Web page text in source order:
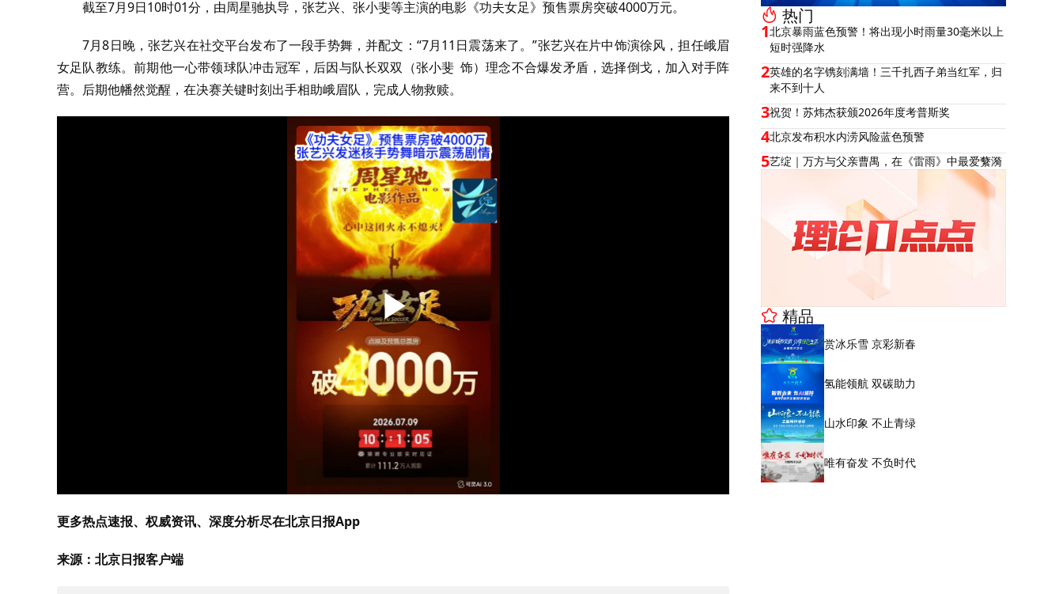
截至7月9日10时01分，由周星驰执导，张艺兴、张小斐等主演的电影《功夫女足》预售票房突破4000万元。
7月8日晚，张艺兴在社交平台发布了一段手势舞，并配文：“7月11日震荡来了。”张艺兴在片中饰演徐风，担任峨眉
女足队教练。前期他一心带领球队冲击冠军，后因与队长双双（张小斐 饰）理念不合爆发矛盾，选择倒戈，加入对手阵
营。后期他幡然觉醒，在决赛关键时刻出手相助峨眉队，完成人物救赎。
更多热点速报、权威资讯、深度分析尽在北京日报App
来源：北京日报客户端
热门
1北京暴雨蓝色预警！将出现小时雨量30毫米以上
短时强降水
2英雄的名字镌刻满墙！三千扎西子弟当红军，归
来不到十人
3祝贺！苏炜杰获颁2026年度考普斯奖
4北京发布积水内涝风险蓝色预警
5艺绽｜万方与父亲曹禺，在《雷雨》中最爱蘩漪
精品
赏冰乐雪 京彩新春
氢能领航 双碳助力
山水印象 不止青绿
唯有奋发 不负时代